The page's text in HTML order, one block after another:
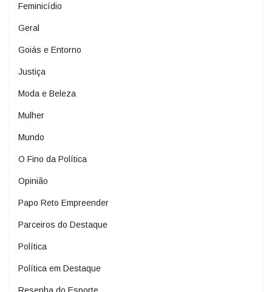
Feminicídio
Geral
Goiás e Entorno
Justiça
Moda e Beleza
Mulher
Mundo
O Fino da Política
Opinião
Papo Reto Empreender
Parceiros do Destaque
Política
Política em Destaque